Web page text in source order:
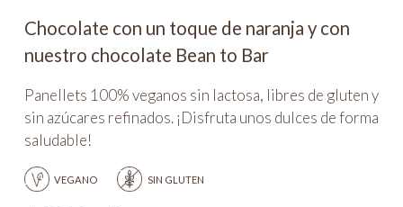
Chocolate con un toque de naranja y con
nuestro chocolate Bean to Bar
Panellets 100% veganos sin lactosa, libres de gluten y
sin azúcares refinados. ¡Disfruta unos dulces de forma
saludable!
VEGANO SIN GLUTEN